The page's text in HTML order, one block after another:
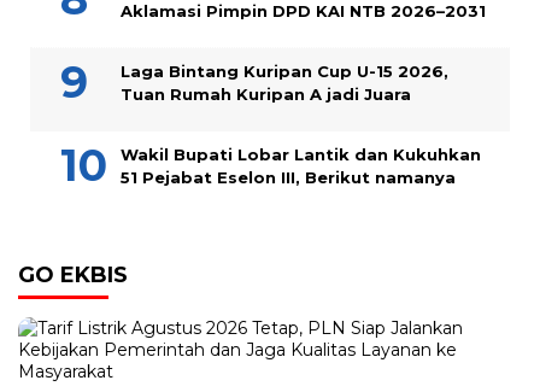
Aklamasi Pimpin DPD KAI NTB 2026–2031
Laga Bintang Kuripan Cup U-15 2026,
Tuan Rumah Kuripan A jadi Juara
Wakil Bupati Lobar Lantik dan Kukuhkan
51 Pejabat Eselon III, Berikut namanya
GO EKBIS